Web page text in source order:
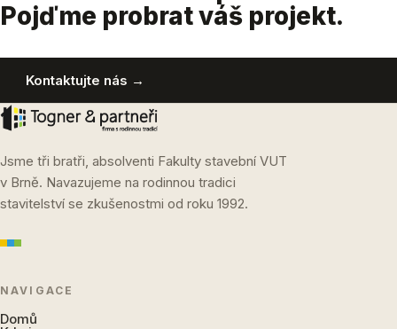
Pojďme probrat váš projekt.
Kontaktujte nás →
Jsme tři bratři, absolventi Fakulty stavební VUT
v Brně. Navazujeme na rodinnou tradici
stavitelství se zkušenostmi od roku 1992.
NAVIGACE
Domů